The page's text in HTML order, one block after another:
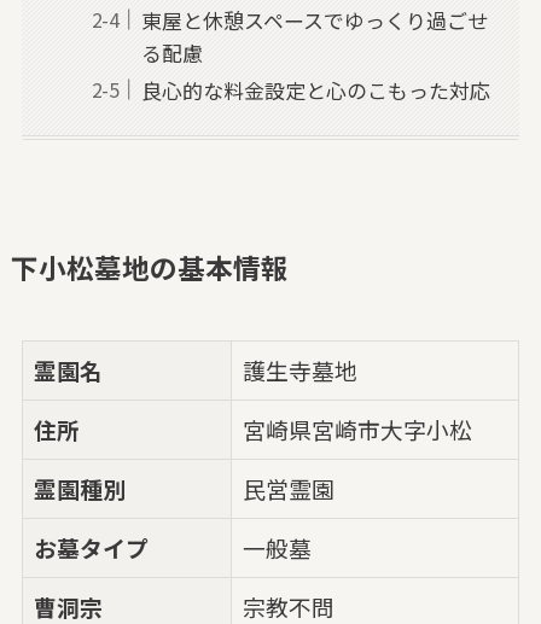
東屋と休憩スペースでゆっくり過ごせ
る配慮
良心的な料金設定と心のこもった対応
下小松墓地の基本情報
霊園名
護生寺墓地
住所
宮崎県宮崎市大字小松
霊園種別
民営霊園
お墓タイプ
一般墓
曹洞宗
宗教不問